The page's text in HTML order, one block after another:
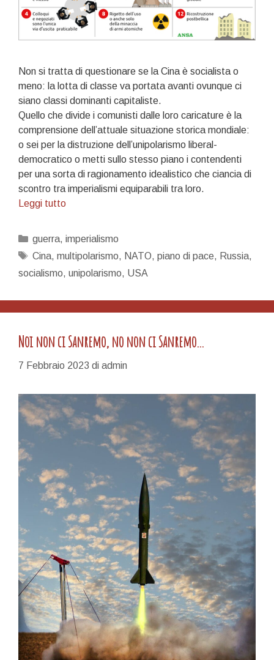
Non si tratta di questionare se la Cina è socialista o
meno: la lotta di classe va portata avanti ovunque ci
siano classi dominanti capitaliste.
Quello che divide i comunisti dalle loro caricature è la
comprensione dell’attuale situazione storica mondiale:
o sei per la distruzione dell’unipolarismo liberal-
democratico o metti sullo stesso piano i contendenti
per una sorta di ragionamento idealistico che ciancia di
scontro tra imperialismi equiparabili tra loro.
Leggi tuttoLa
una
riflessione
Categorie
guerra, imperialismo
Tag
Cina, multipolarismo, NATO, piano di pace, Russia,
socialismo, unipolarismo, USA
Noi non ci Sanremo, no non ci Sanremo…
7 Febbraio 2023 di admin